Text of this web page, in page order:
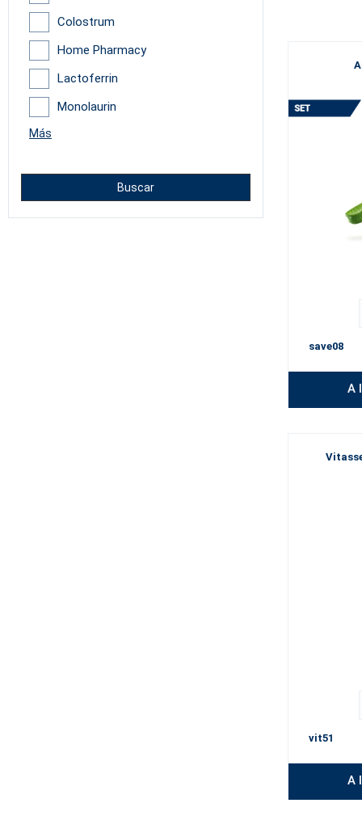
Colostrum
Home Pharmacy
Lactoferrin
Monolaurin
Más
Buscar
save08
A
vit51
A